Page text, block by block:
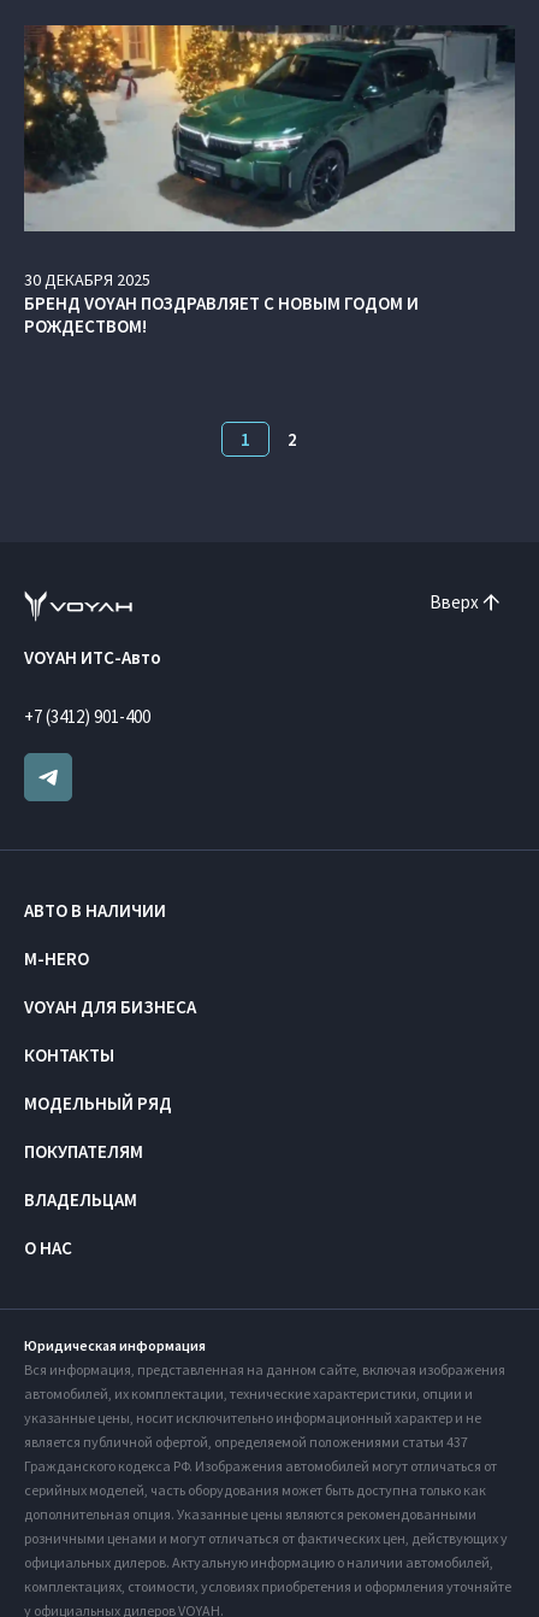
30ДЕКАБРЯ 2025
БРЕНД VOYAH ПОЗДРАВЛЯЕТ С НОВЫМ ГОДОМ И
РОЖДЕСТВОМ!
1 2
Вверх
VOYAH ИТС-Авто
+7 (3412) 901-400
АВТО В НАЛИЧИИ
M-HERO
VOYAH ДЛЯ БИЗНЕСА
КОНТАКТЫ
МОДЕЛЬНЫЙ РЯД
ПОКУПАТЕЛЯМ
ВЛАДЕЛЬЦАМ
О НАС
Юридическая информация
Вся информация, представленная на данном сайте, включая изображения
автомобилей, их комплектации, технические характеристики, опции и
указанные цены, носит исключительно информационный характер и не
является публичной офертой, определяемой положениями статьи 437
Гражданского кодекса РФ. Изображения автомобилей могут отличаться от
серийных моделей, часть оборудования может быть доступна только как
дополнительная опция. Указанные цены являются рекомендованными
розничными ценами и могут отличаться от фактических цен, действующих у
официальных дилеров. Актуальную информацию о наличии автомобилей,
комплектациях, стоимости, условиях приобретения и оформления уточняйте
у официальных дилеров VOYAH.